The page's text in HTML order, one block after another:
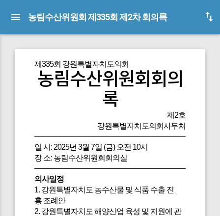
농림수산위원회 제335회 제2차 회의록
제335회 강원특별자치도의회
농림수산위원회회의
록
제2호
강원특별자치도의회사무처
일 시: 2025년 3월 7일 (금) 오전 10시
장 소: 농림수산위원회회의실
의사일정
1. 강원특별자치도 농수산물 및 식품 수출 진
흥 조례안
2. 강원특별자치도 해양산업 육성 및 지원에 관